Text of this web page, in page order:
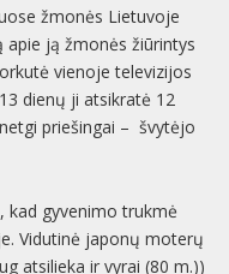
žmonės Lietuvoje
apie ją žmonės žiūrintys
vienoje televizijos
dienų ji atsikratė 12
priešingai – švytėjo
kad gyvenimo trukmė
Vidutinė japonų moterų
atsilieka ir vyrai (80 m.))